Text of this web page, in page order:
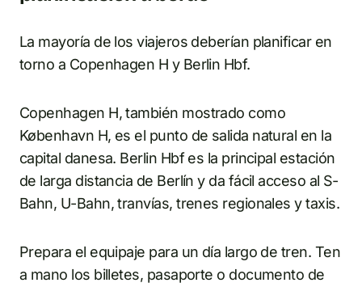
La mayoría de los viajeros deberían planificar en
torno a Copenhagen H y Berlin Hbf.
Copenhagen H, también mostrado como
København H, es el punto de salida natural en la
capital danesa. Berlin Hbf es la principal estación
de larga distancia de Berlín y da fácil acceso al S-
Bahn, U-Bahn, tranvías, trenes regionales y taxis.
Prepara el equipaje para un día largo de tren. Ten
a mano los billetes, pasaporte o documento de